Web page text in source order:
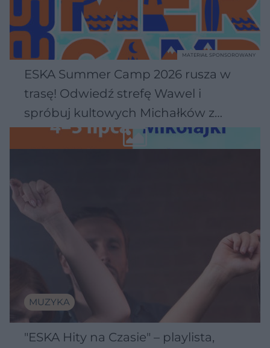
ESKA Summer Camp 2026 rusza w
trasę! Odwiedź strefę Wawel i
spróbuj kultowych Michałków z
Wawelu
MATERIAŁ SPONSOROWANY
MUZYKA
"ESKA Hity na Czasie" – playlista,